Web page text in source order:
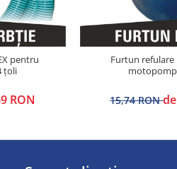
pentru
țoli
RON
Furtun refulare
15,74 RON